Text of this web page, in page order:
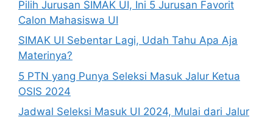
Pilih Jurusan SIMAK UI, Ini 5 Jurusan Favorit
Calon Mahasiswa UI
SIMAK UI Sebentar Lagi, Udah Tahu Apa Aja
Materinya?
5 PTN yang Punya Seleksi Masuk Jalur Ketua
OSIS 2024
Jadwal Seleksi Masuk UI 2024, Mulai dari Jalur